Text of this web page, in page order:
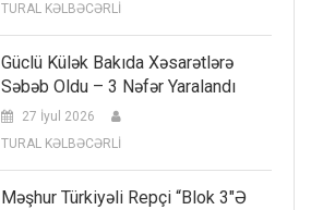
TURAL KƏLBƏCƏRLİ
Güclü Külək Bakıda Xəsarətlərə
Səbəb Oldu – 3 Nəfər Yaralandı
27 İyul 2026
TURAL KƏLBƏCƏRLİ
Məşhur Türkiyəli Repçi “Blok 3″ə